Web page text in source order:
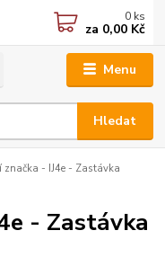
Menu
Hledat
0 ks
za 0,00 Kč
značka - IJ4e - Zastávka
- Zastávka